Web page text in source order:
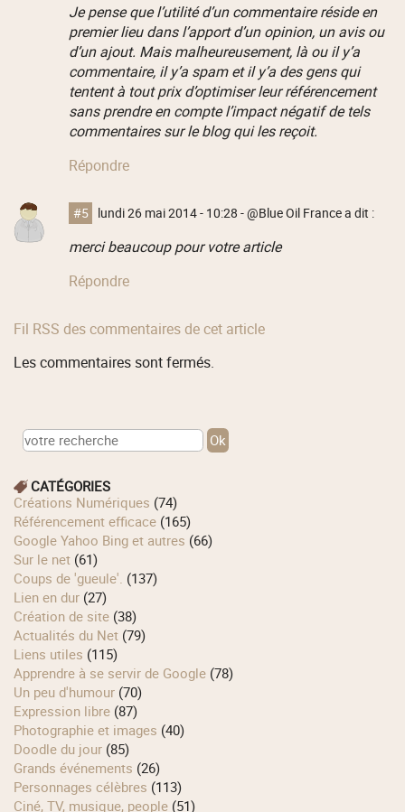
Je pense que l’utilité d’un commentaire réside en
premier lieu dans l’apport d’un opinion, un avis ou
d’un ajout. Mais malheureusement, là ou il y’a
commentaire, il y’a spam et il y’a des gens qui
tentent à tout prix d’optimiser leur référencement
sans prendre en compte l’impact négatif de tels
commentaires sur le blog qui les reçoit.
Répondre
#5 lundi 26 mai 2014 - 10:28 - @Blue Oil France a dit :
merci beaucoup pour votre article
Répondre
Fil RSS des commentaires de cet article
Les commentaires sont fermés.
CATÉGORIES
Créations Numériques (74)
Référencement efficace (165)
Google Yahoo Bing et autres (66)
Sur le net (61)
Coups de 'gueule'. (137)
Lien en dur (27)
Création de site (38)
Actualités du Net (79)
Liens utiles (115)
Apprendre à se servir de Google (78)
Un peu d'humour (70)
Expression libre (87)
Photographie et images (40)
Doodle du jour (85)
Grands événements (26)
Personnages célèbres (113)
Ciné, TV, musique, people (51)